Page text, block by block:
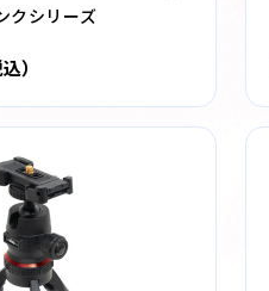
クシリーズ
）